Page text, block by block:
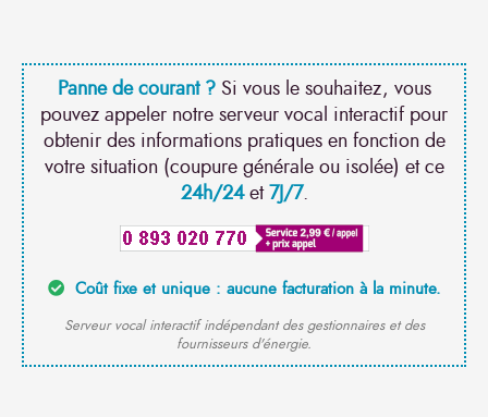
Panne de courant ?Si vous le souhaitez, vous
pouvez appeler notre serveur vocal interactif pour
obtenir des informations pratiques en fonction de
votre situation (coupure générale ou isolée) et ce
24h/24et7J/7.
Coût fixe et unique : aucune facturation à la minute.
Serveur vocal interactif indépendant des gestionnaires et des
fournisseurs d'énergie.